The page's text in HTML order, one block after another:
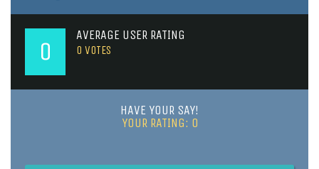
0
AVERAGE USER RATING
0 VOTES
HAVE YOUR SAY!
YOUR RATING: 0